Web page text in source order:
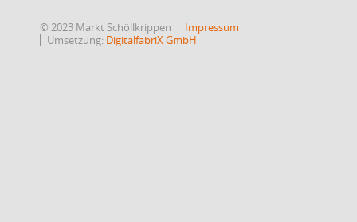
© 2023 Markt Schöllkrippen
Impressum
Umsetzung: DigitalfabriX GmbH